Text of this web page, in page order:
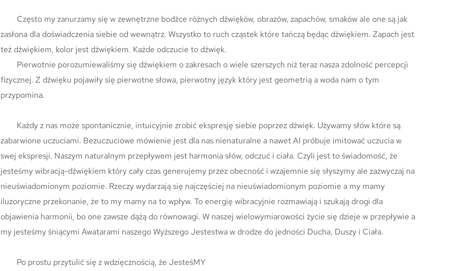
zasłona dla doświadczenia siebie od wewnątrz. Wszystko to ruch cząstek które tańczą będąc dźwiękiem. Zapach jest
też dźwiękiem, kolor jest dźwiękiem. Każde odczucie to dźwięk.
fizycznej. Z dźwięku pojawiły się pierwotne słowa, pierwotny język który jest geometrią a woda nam o tym
przypomina.
zabarwione uczuciami. Bezuczuciowe mówienie jest dla nas nienaturalne a nawet AI próbuje imitować uczucia w
swej ekspresji. Naszym naturalnym przepływem jest harmonia słów, odczuć i ciała. Czyli jest to świadomość, że
jesteśmy wibracją-dźwiękiem który cały czas generujemy przez obecność i wzajemnie się słyszymy ale zazwyczaj na
nieuświadomionym poziomie. Rzeczy wydarzają się najczęściej na nieuświadomionym poziomie a my mamy
iluzoryczne przekonanie, że to my mamy na to wpływ. To energię wibracyjnie rozmawiają i szukają drogi dla
objawienia harmonii, bo one zawsze dążą do równowagi. W naszej wielowymiarowości życie się dzieje w przepływie a
my jesteśmy śniącymi Awatarami naszego Wyższego Jestestwa w drodze do jedności Ducha, Duszy i Ciała.
	Po prostu przytulić się z wdzięcznością, że JesteśMY